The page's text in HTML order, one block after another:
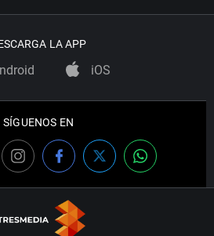
LA APP
iOS
SÍGUENOS EN